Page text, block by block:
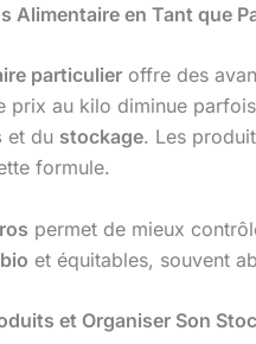
Alimentaire en Tant que
particulier offre des
prix au kilo diminue
et du stockage. Les
formule.
permet de mieux
et équitables, souvent
et Organiser Son